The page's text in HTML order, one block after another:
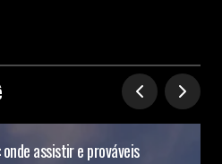
assistir e prováveis